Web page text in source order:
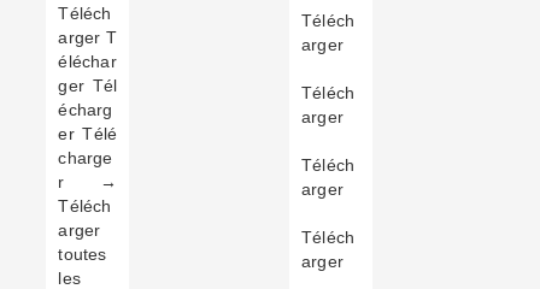
Téléch
arger T
éléchar
ger Tél
écharg
er Télé
charge
r →
Téléch
arger
toutes
les
Téléch
arger
Téléch
arger
Téléch
arger
Téléch
arger